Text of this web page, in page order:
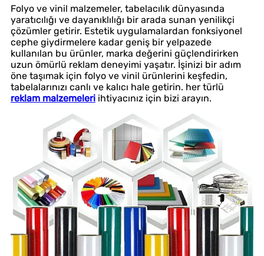
Folyo ve vinil malzemeler, tabelacılık dünyasında
yaratıcılığı ve dayanıklılığı bir arada sunan yenilikçi
çözümler getirir. Estetik uygulamalardan fonksiyonel
cephe giydirmelere kadar geniş bir yelpazede
kullanılan bu ürünler, marka değerini güçlendirirken
uzun ömürlü reklam deneyimi yaşatır. İşinizi bir adım
öne taşımak için folyo ve vinil ürünlerini keşfedin,
tabelalarınızı canlı ve kalıcı hale getirin. her türlü
reklam malzemeleri ihtiyacınız için bizi arayın.